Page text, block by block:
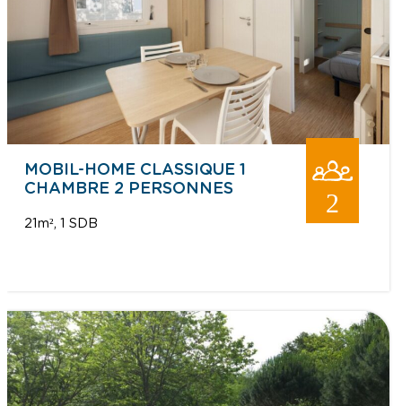
MOBIL-HOME CLASSIQUE 1
CHAMBRE 2 PERSONNES
21m² 1 SDB
2